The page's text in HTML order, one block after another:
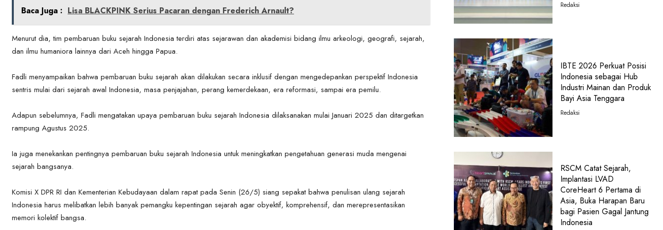
Baca Juga : Lisa BLACKPINK Serius Pacaran dengan Frederich Arnault?
Menurut dia, tim pembaruan buku sejarah Indonesia terdiri atas sejarawan dan akademisi bidang ilmu arkeologi, geografi, sejarah,
dan ilmu humaniora lainnya dari Aceh hingga Papua.
Fadli menyampaikan bahwa pembaruan buku sejarah akan dilakukan secara inklusif dengan mengedepankan perspektif Indonesia
sentris mulai dari sejarah awal Indonesia, masa penjajahan, perang kemerdekaan, era reformasi, sampai era pemilu.
Adapun sebelumnya, Fadli mengatakan upaya pembaruan buku sejarah Indonesia dilaksanakan mulai Januari 2025 dan ditargetkan
rampung Agustus 2025.
Ia juga menekankan pentingnya pembaruan buku sejarah Indonesia untuk meningkatkan pengetahuan generasi muda mengenai
sejarah bangsanya.
Komisi X DPR RI dan Kementerian Kebudayaan dalam rapat pada Senin (26/5) siang sepakat bahwa penulisan ulang sejarah
Indonesia harus melibatkan lebih banyak pemangku kepentingan sejarah agar obyektif, komprehensif, dan merepresentasikan
memori kolektif bangsa.
Redaksi
IBTE 2026 Perkuat Posisi
Indonesia sebagai Hub
Industri Mainan dan Produk
Bayi Asia Tenggara
Redaksi
RSCM Catat Sejarah,
Implantasi LVAD
CoreHeart 6 Pertama di
Asia, Buka Harapan Baru
bagi Pasien Gagal Jantung
Indonesia